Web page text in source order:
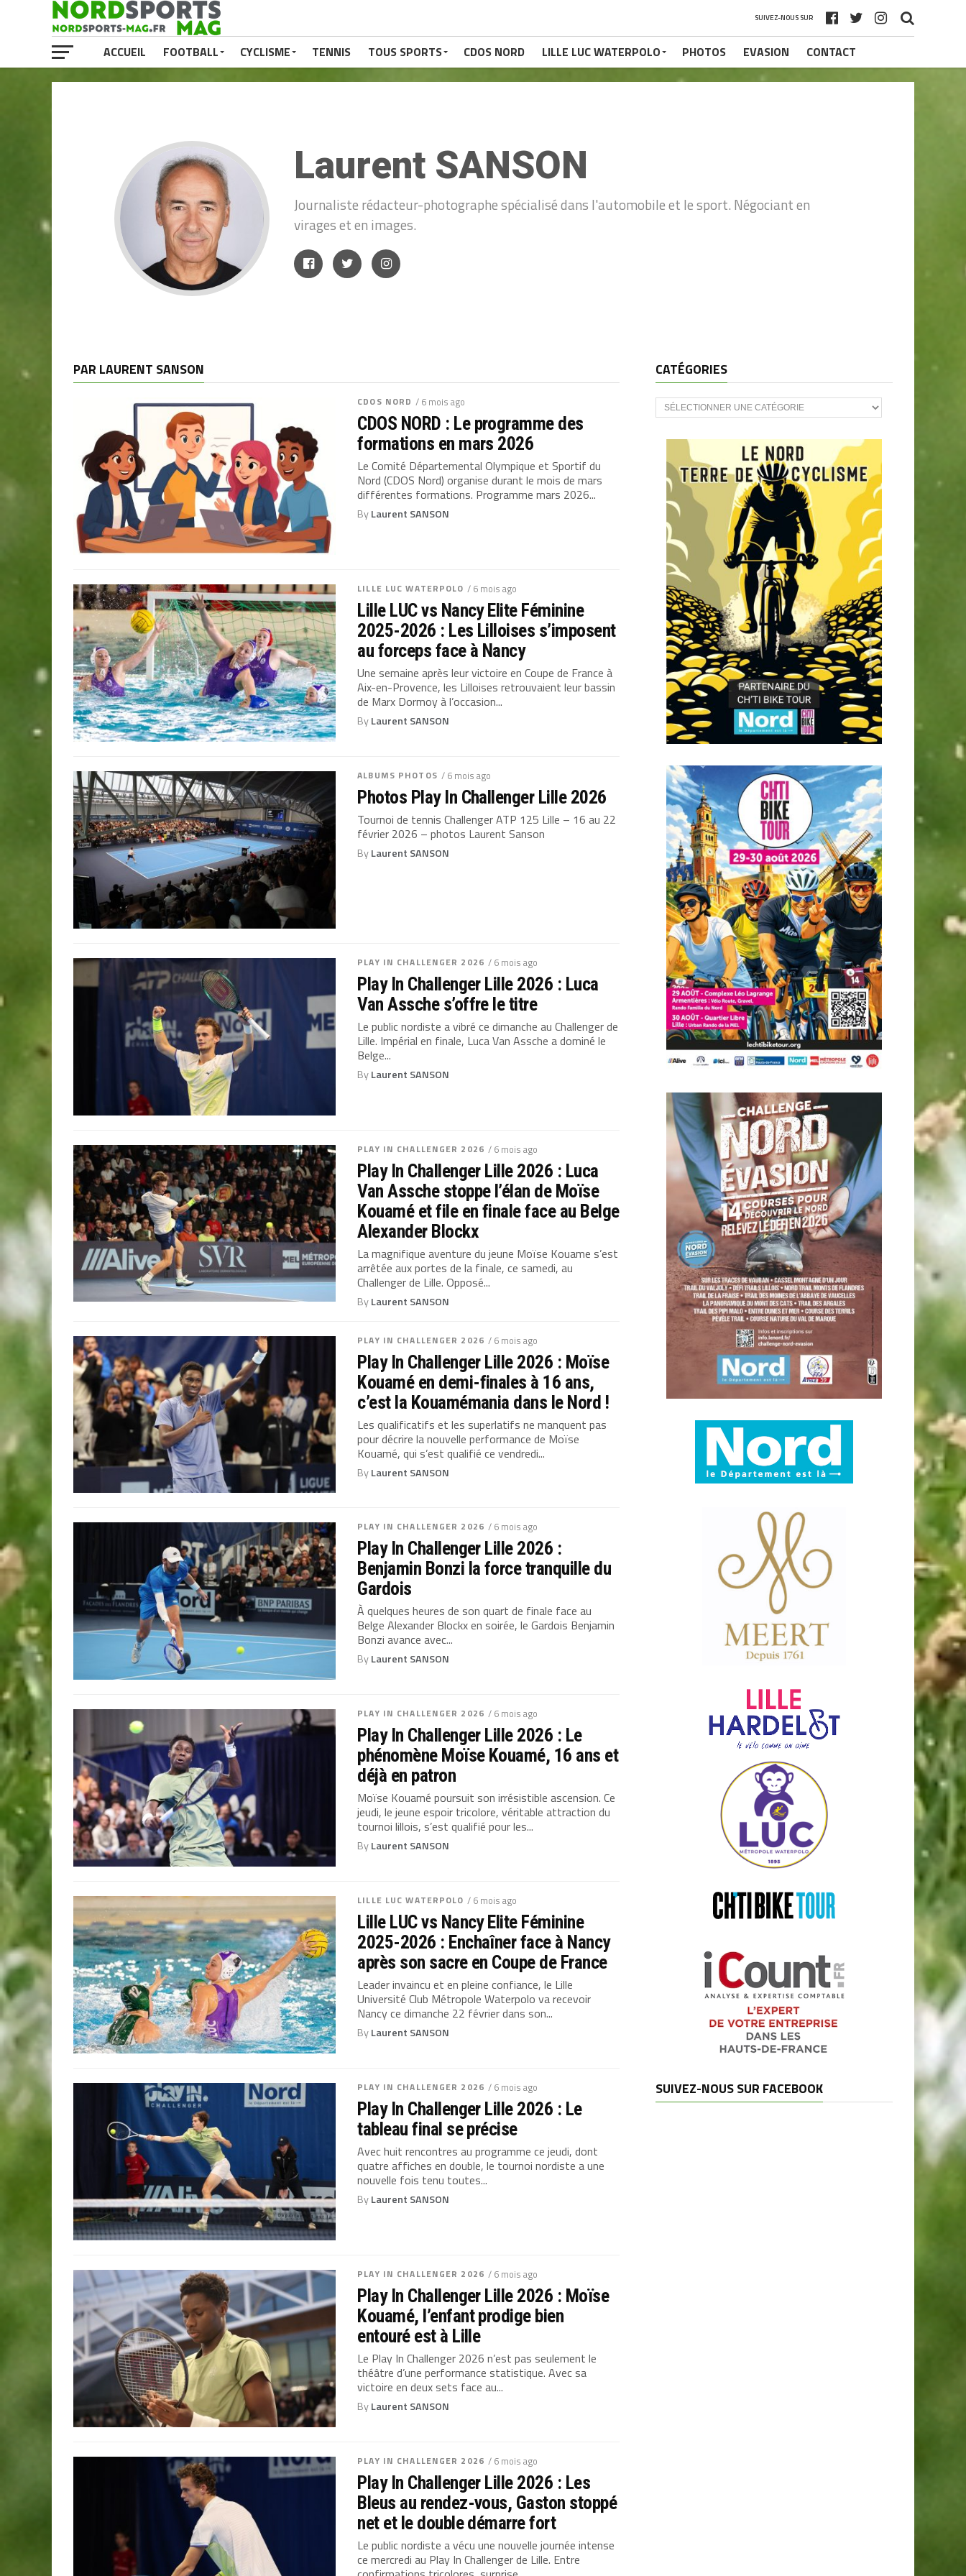
SUIVEZ-NOUS SUR
ACCUEIL FOOTBALL CYCLISME TENNIS TOUS SPORTS CDOS NORD LILLE LUC WATERPOLO PHOTOS EVASION CONTACT
Laurent SANSON
Journaliste rédacteur-photographe spécialisé dans l'automobile et le sport. Négociant en
virages et en images.
PAR LAURENT SANSON
CDOS NORD / 6 mois ago
CDOS NORD : Le programme des
formations en mars 2026
Le Comité Départemental Olympique et Sportif du
Nord (CDOS Nord) organise durant le mois de mars
différentes formations. Programme mars 2026...
ByLaurent SANSON
LILLE LUC WATERPOLO / 6 mois ago
Lille LUC vs Nancy Elite Féminine
2025-2026 : Les Lilloises s’imposent
au forceps face à Nancy
Une semaine après leur victoire en Coupe de France à
Aix-en-Provence, les Lilloises retrouvaient leur bassin
de Marx Dormoy à l’occasion...
ByLaurent SANSON
ALBUMS PHOTOS / 6 mois ago
Photos Play In Challenger Lille 2026
Tournoi de tennis Challenger ATP 125 Lille – 16 au 22
février 2026 – photos Laurent Sanson
ByLaurent SANSON
PLAY IN CHALLENGER 2026 / 6 mois ago
Play In Challenger Lille 2026 : Luca
Van Assche s’offre le titre
Le public nordiste a vibré ce dimanche au Challenger de
Lille. Impérial en finale, Luca Van Assche a dominé le
Belge...
ByLaurent SANSON
PLAY IN CHALLENGER 2026 / 6 mois ago
Play In Challenger Lille 2026 : Luca
Van Assche stoppe l’élan de Moïse
Kouamé et file en finale face au Belge
Alexander Blockx
La magnifique aventure du jeune Moïse Kouame s’est
arrêtée aux portes de la finale, ce samedi, au
Challenger de Lille. Opposé...
ByLaurent SANSON
PLAY IN CHALLENGER 2026 / 6 mois ago
Play In Challenger Lille 2026 : Moïse
Kouamé en demi-finales à 16 ans,
c’est la Kouamémania dans le Nord !
Les qualificatifs et les superlatifs ne manquent pas
pour décrire la nouvelle performance de Moïse
Kouamé, qui s’est qualifié ce vendredi...
ByLaurent SANSON
PLAY IN CHALLENGER 2026 / 6 mois ago
Play In Challenger Lille 2026 :
Benjamin Bonzi la force tranquille du
Gardois
À quelques heures de son quart de finale face au
Belge Alexander Blockx en soirée, le Gardois Benjamin
Bonzi avance avec...
ByLaurent SANSON
PLAY IN CHALLENGER 2026 / 6 mois ago
Play In Challenger Lille 2026 : Le
phénomène Moïse Kouamé, 16 ans et
déjà en patron
Moïse Kouamé poursuit son irrésistible ascension. Ce
jeudi, le jeune espoir tricolore, véritable attraction du
tournoi lillois, s’est qualifié pour les...
ByLaurent SANSON
LILLE LUC WATERPOLO / 6 mois ago
Lille LUC vs Nancy Elite Féminine
2025-2026 : Enchaîner face à Nancy
après son sacre en Coupe de France
Leader invaincu et en pleine confiance, le Lille
Université Club Métropole Waterpolo va recevoir
Nancy ce dimanche 22 février dans son...
ByLaurent SANSON
PLAY IN CHALLENGER 2026 / 6 mois ago
Play In Challenger Lille 2026 : Le
tableau final se précise
Avec huit rencontres au programme ce jeudi, dont
quatre affiches en double, le tournoi nordiste a une
nouvelle fois tenu toutes...
ByLaurent SANSON
PLAY IN CHALLENGER 2026 / 6 mois ago
Play In Challenger Lille 2026 : Moïse
Kouamé, l’enfant prodige bien
entouré est à Lille
Le Play In Challenger 2026 n’est pas seulement le
théâtre d’une performance statistique. Avec sa
victoire en deux sets face au...
ByLaurent SANSON
PLAY IN CHALLENGER 2026 / 6 mois ago
Play In Challenger Lille 2026 : Les
Bleus au rendez-vous, Gaston stoppé
net et le double démarre fort
Le public nordiste a vécu une nouvelle journée intense
ce mercredi au Play In Challenger de Lille. Entre
CATÉGORIES
CATÉGORIES
SUIVEZ-NOUS SUR FACEBOOK